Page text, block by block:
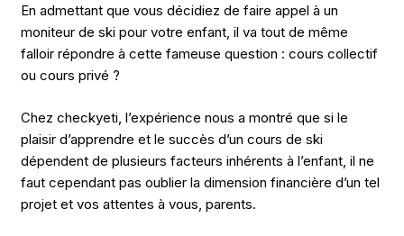
En admettant que vous décidiez de faire appel à un
moniteur de ski pour votre enfant, il va tout de même
falloir répondre à cette fameuse question : cours collectif
ou cours privé ?
Chez checkyeti, l’expérience nous a montré que si le
plaisir d’apprendre et le succès d’un cours de ski
dépendent de plusieurs facteurs inhérents à l’enfant, il ne
faut cependant pas oublier la dimension financière d’un tel
projet et vos attentes à vous, parents.